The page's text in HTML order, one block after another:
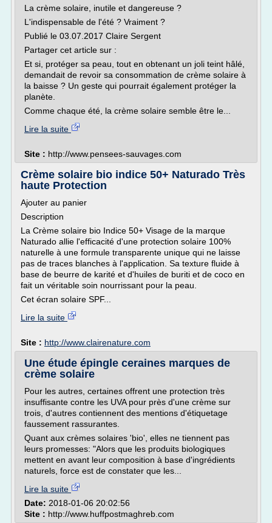
La crème solaire, inutile et dangereuse ?
L'indispensable de l'été ? Vraiment ?
Publié le 03.07.2017 Claire Sergent
Partager cet article sur :
Et si, protéger sa peau, tout en obtenant un joli teint hâlé,
demandait de revoir sa consommation de crème solaire à
la baisse ? Un geste qui pourrait également protéger la
planète.
Comme chaque été, la crème solaire semble être le...
Lire la suite
Site : http://www.pensees-sauvages.com
Crème solaire bio indice 50+ Naturado Très
haute Protection
Ajouter au panier
Description
La Crème solaire bio Indice 50+ Visage de la marque
Naturado allie l'efficacité d'une protection solaire 100%
naturelle à une formule transparente unique qui ne laisse
pas de traces blanches à l'application. Sa texture fluide à
base de beurre de karité et d'huiles de buriti et de coco en
fait un véritable soin nourrissant pour la peau.
Cet écran solaire SPF...
Lire la suite
Site : http://www.clairenature.com
Une étude épingle ceraines marques de
crème solaire
Pour les autres, certaines offrent une protection très
insuffisante contre les UVA pour près d'une crème sur
trois, d'autres contiennent des mentions d'étiquetage
faussement rassurantes.
Quant aux crèmes solaires 'bio', elles ne tiennent pas
leurs promesses: "Alors que les produits biologiques
mettent en avant leur composition à base d'ingrédients
naturels, force est de constater que les...
Lire la suite
Date: 2018-01-06 20:02:56
Site : http://www.huffpostmaghreb.com